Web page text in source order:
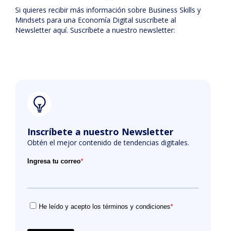
Si quieres recibir más información sobre Business Skills y
Mindsets para una Economía Digital suscríbete al
Newsletter aquí. Suscríbete a nuestro newsletter:
Inscríbete a nuestro Newsletter
Obtén el mejor contenido de tendencias digitales.